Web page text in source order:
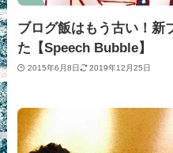
ブログ飯はもう古い！新
た【Speech Bubble】
2015年6月8日 2019年12月25日